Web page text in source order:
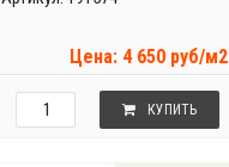
Цена: 4 650 руб/м2
КУПИТЬ